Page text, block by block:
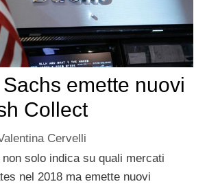
emette nuovi
Collect
Cervelli
non solo indica su quali mercati
nel 2018 ma emette nuovi